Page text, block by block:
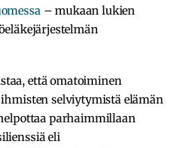
– mukaan lukien
että omatoiminen
selviytymistä elämän
parhaimmillaan
eli